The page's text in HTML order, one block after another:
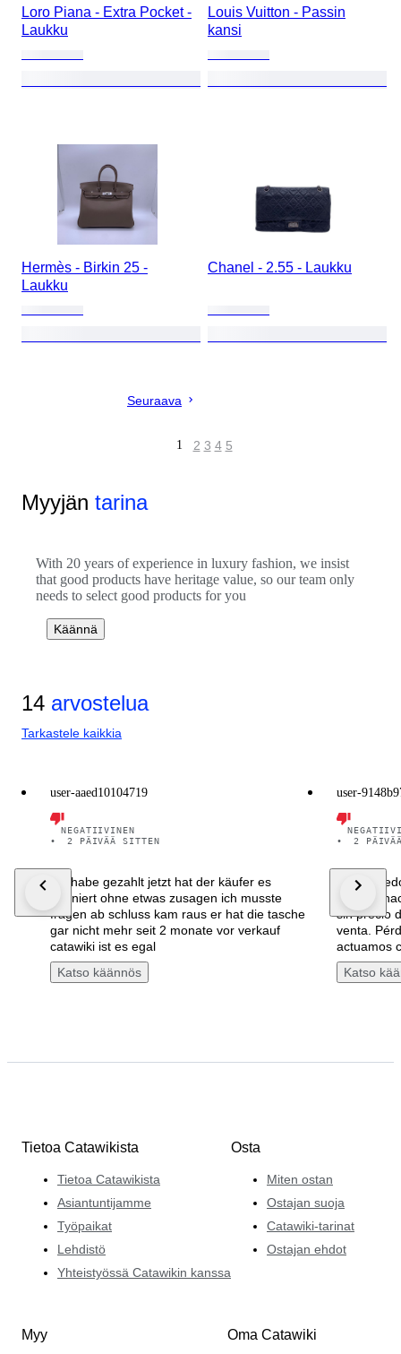
Loro Piana - Extra Pocket -
Laukku
Louis Vuitton - Passin
kansi
Hermès - Birkin 25 -
Laukku
Chanel - 2.55 - Laukku
Seuraava
1 2 3 4 5
Myyjän tarina
With 20 years of experience in luxury fashion, we insist
that good products have heritage value, so our team only
needs to select good products for you
Käännä
14 arvostelua
Tarkastele kaikkia
user-aaed10104719
NEGATIIVINEN
•
2 PÄIVÄÄ SITTEN
Ich habe gezahlt jetzt hat der käufer es
storniert ohne etwas zusagen ich musste
fragen ab schluss kam raus er hat die tasche
gar nicht mehr seit 2 monate vor verkauf
catawiki ist es egal
Katso käännös
user-
•
2
Un
compra
sin precio
venta.
actuamos
Katso
Tietoa Catawikista
Tietoa Catawikista
Asiantuntijamme
Työpaikat
Lehdistö
Yhteistyössä Catawikin kanssa
Osta
Miten ostan
Ostajan suoja
Catawiki-tarinat
Ostajan ehdot
Myy Oma Catawiki